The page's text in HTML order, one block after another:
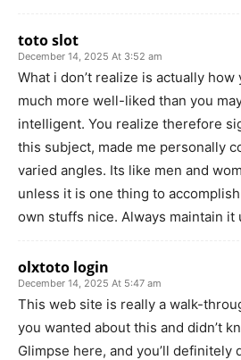
toto slot
December 14, 2025 At 3:52 am
What i don’t realize is actually
much more well-liked than you
intelligent. You realize therefore
this subject, made me personally
varied angles. Its like men and
unless it is one thing to
own stuffs nice. Always maintain it
olxtoto login
December 14, 2025 At 5:47 am
This web site is really a walk-
you wanted about this and didn’t
Glimpse here, and you’ll definitely